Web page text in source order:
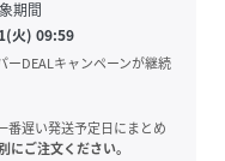
期間
火) 09:59
DEALキャンペーンが継続
遅い発送予定日にまとめ
にご注文ください。